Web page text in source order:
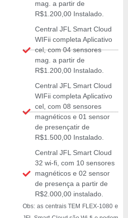
mag. a partir de
R$1.200,00 Instalado.
Central JFL Smart Cloud
WIFii completa Aplicativo
cel, com 04 sensores
mag. a partir de
R$1.200,00 Instalado.
Central JFL Smart Cloud
WIFii completa Aplicativo
cel, com 08 sensores
magnéticos e 01 sensor
de presençatir de
R$1.500,00 Instalado.
Central JFL Smart Cloud
32 wi-fi, com 10 sensores
magnéticos e 02 sensor
de presença a partir de
R$2.000,00 instalado.
Obs: as centrais TEM FLEX-1080 e